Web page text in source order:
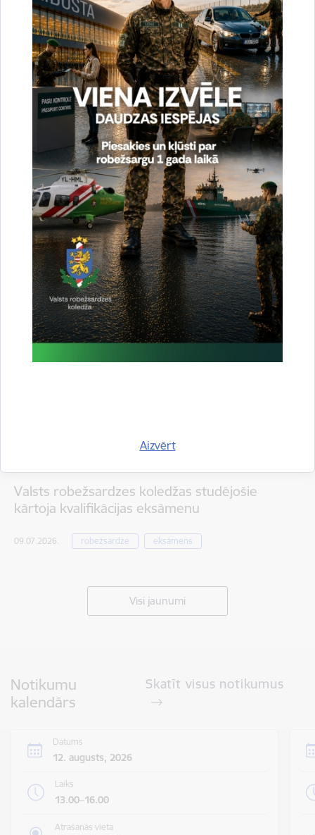
Aizvērt
Aizvadīts Valsts robežsardzes koledžas īsā cikla
profesionālās augstākās izglītības studiju
programmas „Robežapsardze” pilna laika 22.
izlaidums
13.07.2026. izlaidums robežsargs
Valsts robežsardzes koledžas studējošie
kārtoja kvalifikācijas eksāmenu
09.07.2026. robežsardze eksāmens
Visi jaunumi
Notikumu
kalendārs
Skatīt visus notikumus
Datums
12. augusts, 2026
Laiks
13.00–16.00
Atrašanās vieta